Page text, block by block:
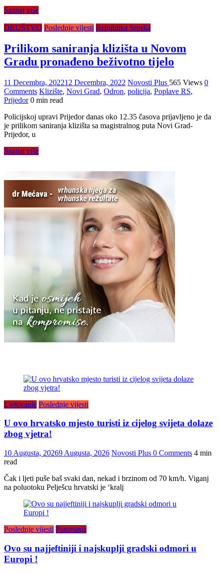
Saznaj više
DRUŠTVO Poslednje vijesti Republika Srpska
Prilikom saniranja klizišta u Novom
Gradu pronađeno beživotno tijelo
11 Decembra, 202212 Decembra, 2022 Novosti Plus 565 Views 0
Comments Klizište, Novi Grad, Odron, policija, Poplave RS,
Prijedor 0 min read
Policijskoj upravi Prijedor danas oko 12.35 časova prijavljeno je da
je prilikom saniranja klizišta sa magistralnog puta Novi Grad-
Prijedor, u
Saznaj više
Ljetovanje Poslednje vijesti
U ovo hrvatsko mjesto turisti iz cijelog svijeta dolaze
zbog vjetra!
10 Augusta, 20269 Augusta, 2026 Novosti Plus 0 Comments 4 min
read
Čak i ljeti puše baš svaki dan, nekad i brzinom od 70 km/h. Viganj
na poluotoku Pelješcu hrvatski je ‘kralj
Poslednje vijesti Putovanja
Ovo su najjeftiniji i najskuplji gradski odmori u
Europi !